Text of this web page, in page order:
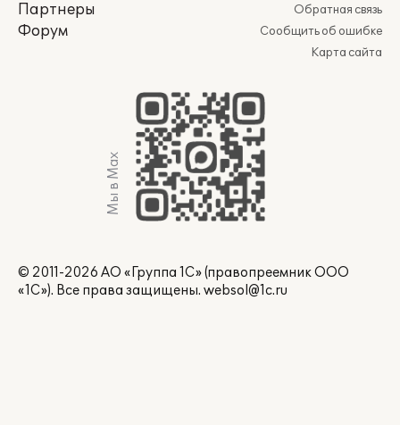
Партнеры
Форум
Обратная связь
Сообщить об ошибке
Карта сайта
Мы в Max
© 2011-2026 АО «Группа 1С» (правопреемник ООО
«1С»). Все права защищены. websol@1c.ru